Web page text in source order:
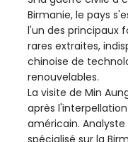
Birmanie, le pays
l'un des principaux
rares extraites,
chinoise de
renouvelables.
La visite de Min
après
américain.